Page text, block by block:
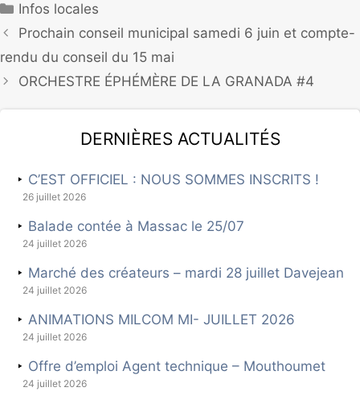
Infos locales
Prochain conseil municipal samedi 6 juin et compte-
rendu du conseil du 15 mai
ORCHESTRE ÉPHÉMÈRE DE LA GRANADA #4
Dernières actualités
C’EST OFFICIEL : NOUS SOMMES INSCRITS !
26 juillet 2026
Balade contée à Massac le 25/07
24 juillet 2026
Marché des créateurs – mardi 28 juillet Davejean
24 juillet 2026
ANIMATIONS MILCOM MI- JUILLET 2026
24 juillet 2026
Offre d’emploi Agent technique – Mouthoumet
24 juillet 2026